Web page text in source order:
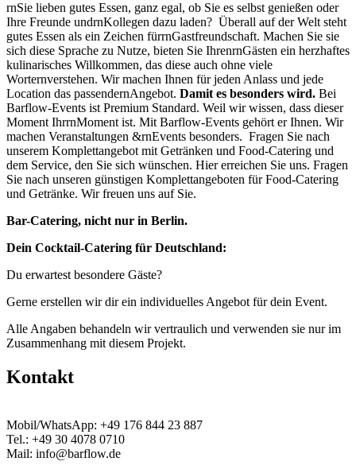
rnSie lieben gutes Essen, ganz egal, ob Sie es selbst genießen oder
Ihre Freunde undrnKollegen dazu laden? Überall auf der Welt steht
gutes Essen als ein Zeichen fürrnGastfreundschaft. Machen Sie sie
sich diese Sprache zu Nutze, bieten Sie IhrenrnGästen ein herzhaftes
kulinarisches Willkommen, das diese auch ohne viele
Worternverstehen. Wir machen Ihnen für jeden Anlass und jede
Location das passendernAngebot. Damit es besonders wird. Bei
Barflow-Events ist Premium Standard. Weil wir wissen, dass dieser
Moment IhrrnMoment ist. Mit Barflow-Events gehört er Ihnen. Wir
machen Veranstaltungen &rnEvents besonders. Fragen Sie nach
unserem Komplettangebot mit Getränken und Food-Catering und
dem Service, den Sie sich wünschen. Hier erreichen Sie uns. Fragen
Sie nach unseren günstigen Komplettangeboten für Food-Catering
und Getränke. Wir freuen uns auf Sie.
Bar-Catering, nicht nur in Berlin.
Dein Cocktail-Catering für Deutschland:
Du erwartest besondere Gäste?
Gerne erstellen wir dir ein individuelles Angebot für dein Event.
Alle Angaben behandeln wir vertraulich und verwenden sie nur im
Zusammenhang mit diesem Projekt.
Kontakt
Mobil/WhatsApp: +49 176 844 23 887
Tel.: +49 30 4078 0710
Mail: info@barflow.de